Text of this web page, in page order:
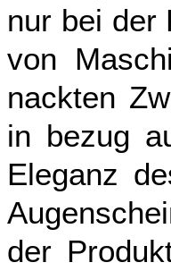
nur bei der
von
nackten
in bezug
Eleganz
der